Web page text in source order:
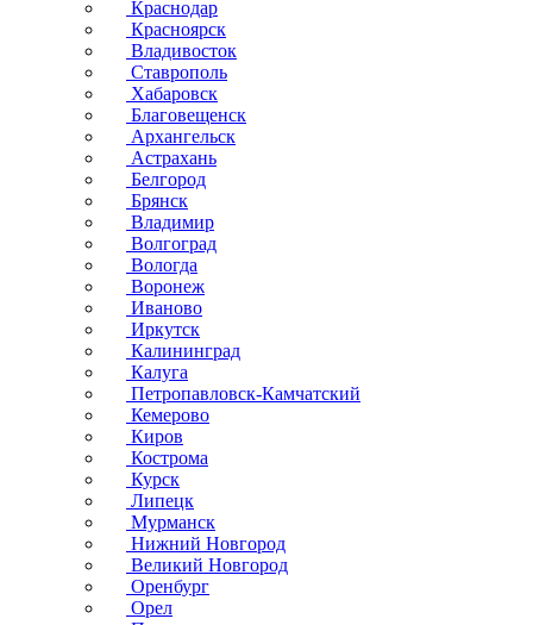
Краснодар
Красноярск
Владивосток
Ставрополь
Хабаровск
Благовещенск
Архангельск
Астрахань
Белгород
Брянск
Владимир
Волгоград
Вологда
Воронеж
Иваново
Иркутск
Калининград
Калуга
Петропавловск-Камчатский
Кемерово
Киров
Кострома
Курск
Липецк
Мурманск
Нижний Новгород
Великий Новгород
Оренбург
Орел